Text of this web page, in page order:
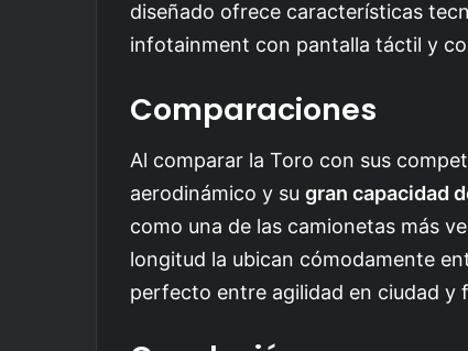
diseñado ofrece características
infotainment con pantalla táctil y
Comparaciones
Al comparar la Toro con sus
aerodinámico y su gran capacidad
como una de las camionetas más
longitud la ubican cómodamente
perfecto entre agilidad en ciudad y